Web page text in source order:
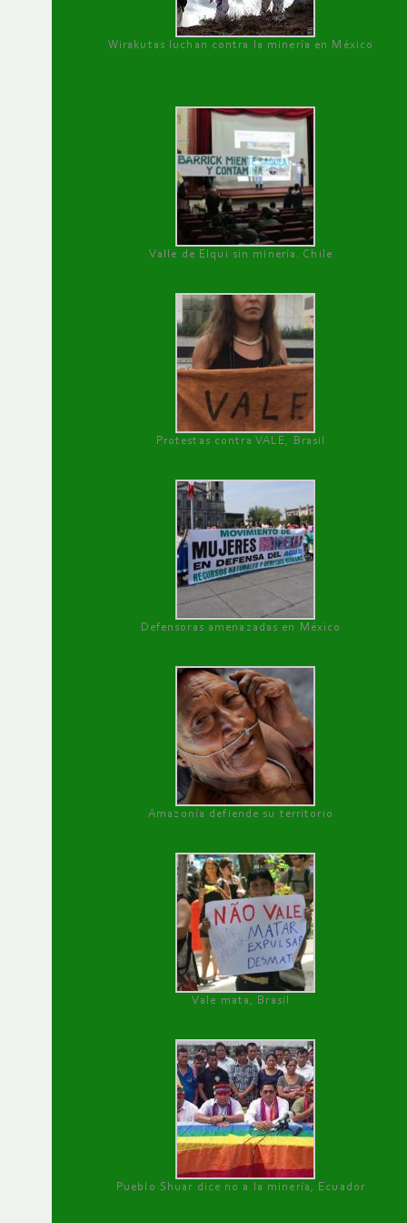
Wirakutas luchan contra la minería en México
Valle de Elqui sin minería. Chile
Protestas contra VALE, Brasil
Defensoras amenazadas en México
Amazonía defiende su territorio
Vale mata, Brasil
Pueblo Shuar dice no a la minería, Ecuador